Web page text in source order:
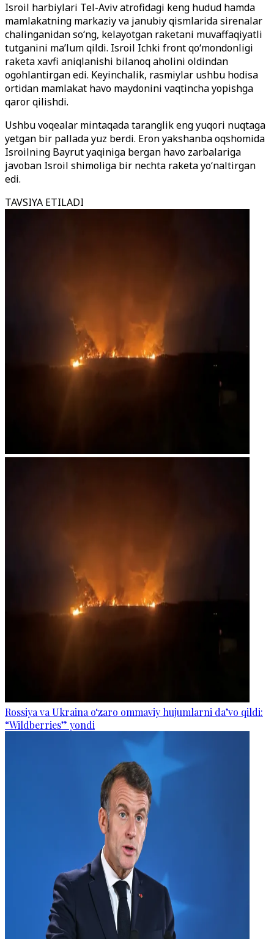
Isroil harbiylari Tel-Aviv atrofidagi keng hudud hamda
mamlakatning markaziy va janubiy qismlarida sirenalar
chalinganidan so‘ng, kelayotgan raketani muvaffaqiyatli
tutganini ma’lum qildi. Isroil Ichki front qo‘mondonligi
raketa xavfi aniqlanishi bilanoq aholini oldindan
ogohlantirgan edi. Keyinchalik, rasmiylar ushbu hodisa
ortidan mamlakat havo maydonini vaqtincha yopishga
qaror qilishdi.
Ushbu voqealar mintaqada taranglik eng yuqori nuqtaga
yetgan bir pallada yuz berdi. Eron yakshanba oqshomida
Isroilning Bayrut yaqiniga bergan havo zarbalariga
javoban Isroil shimoliga bir nechta raketa yo‘naltirgan
edi.
TAVSIYA ETILADI
Rossiya va Ukraina o‘zaro ommaviy hujumlarni da’vo qildi:
“Wildberries” yondi